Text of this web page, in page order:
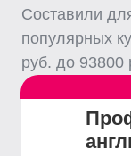
Составили
популярных
руб. до 93800